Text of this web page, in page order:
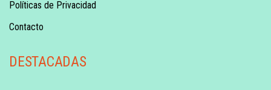
Políticas de Privacidad
Contacto
DESTACADAS